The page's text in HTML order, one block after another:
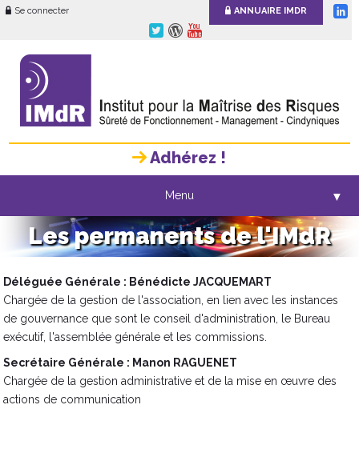
Se connecter ANNUAIRE IMDR
Adhérez !
Menu ▼
Les permanents de l'IMdR
Déléguée Générale : Bénédicte JACQUEMART
Chargée de la gestion de l'association, en lien avec les instances
de gouvernance que sont le conseil d'administration, le Bureau
exécutif, l'assemblée générale et les commissions.
Secrétaire Générale : Manon RAGUENET
Chargée de la gestion administrative et de la mise en œuvre des
actions de communication​